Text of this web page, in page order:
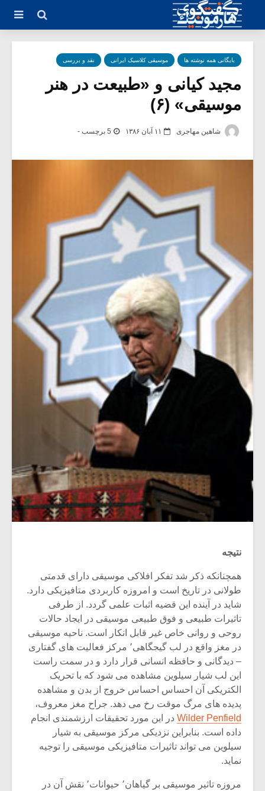
بایگانی همه نوشته ها موسیقی کلاسیک ایرانی نقد و بررسی
مجید کیانی و «طبیعت در هنر
موسیقی» (۶)
شاهین مهاجری ۱۱ آبان ۱۳۸۶ 5 برچسب -
نتیجه
همچنانکه ذکر شد تفکر افلاکی موسیقی دارای قدمتی
طولانی در تاریخ است و امروزه کاربردی متافیزیکی دارد.
شاید در آینده این قضیه اثبات علمی گردد. از طرفی
تاثیرات طبیعی و فوق طبیعی موسیقی در ایجاد حالات
روحی و روانی خاص غیر قابل انکار است. ناحیه موسیقی
در مغز واقع در لب گیجگاهی٬ مرکز فعالیت های گفتاری
– دیدگانی و حافظه انسانی قرار دارد و در سمت راست
این لب شیار سیلوین مشاهده می شود که با تحریک
الکتریکی آن احساس احساس خروج از بدن و مشاهده
پدیده های مرگ موقت رخ می دهد. جراح مغز معروف،
Wilder Penfield در این مورد تحقیقات ارزشمندی انجام
داده است. بنابراین نزدیکی مرکز موسیقی به شیار
سیلوین می تواند تاثیرات متافیزیکی موسیقی را توجیه
نماید.
مروزه تاثیر موسیقی بر گیاهان٬ حیوانات٬ نقش آن در
میکلوش روژا
متن فیلم «متری
موریس ژار